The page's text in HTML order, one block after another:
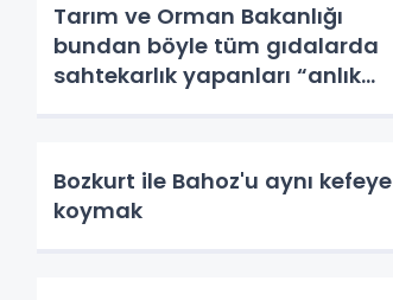
Tarım ve Orman Bakanlığı
bundan böyle tüm gıdalarda
sahtekarlık yapanları “anlık
Bozkurt ile Bahoz'u aynı kefeye
koymak